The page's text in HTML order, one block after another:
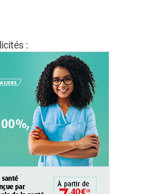
: